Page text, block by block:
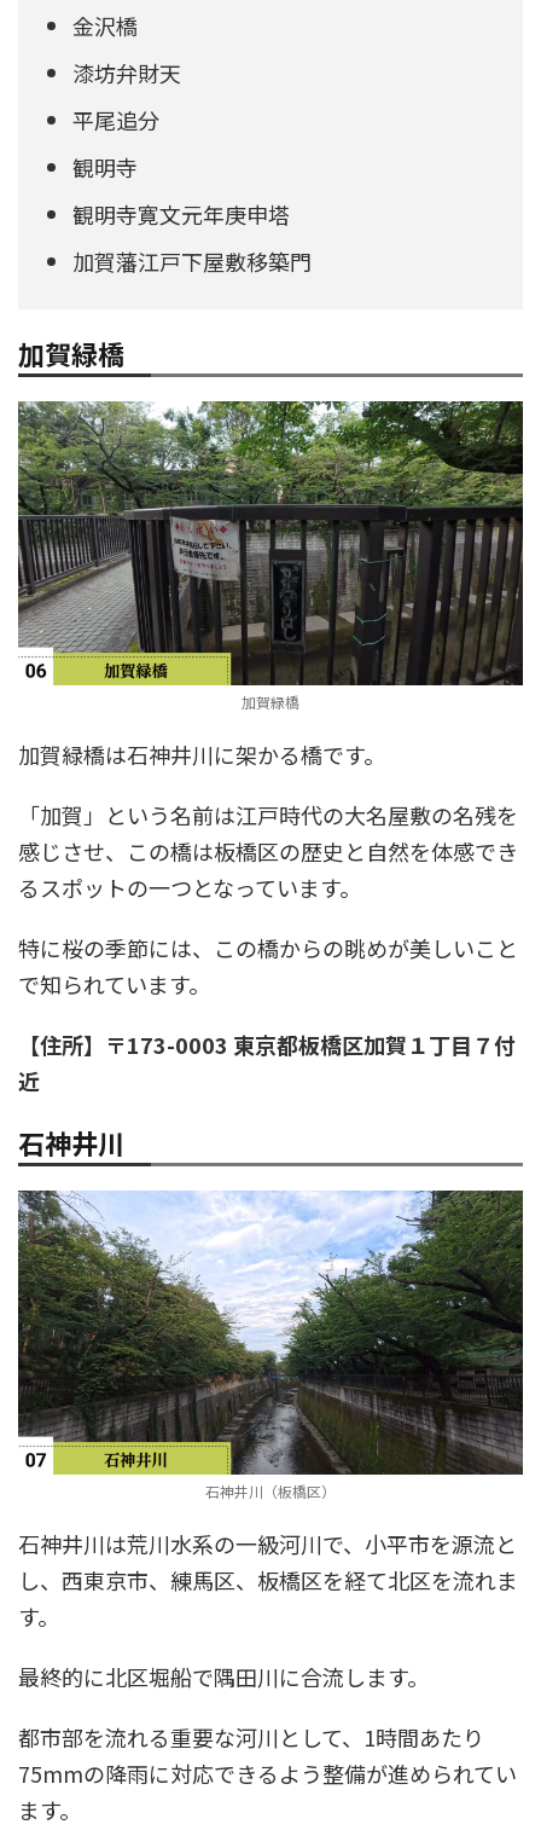
金沢橋
漆坊弁財天
平尾追分
観明寺
観明寺寛文元年庚申塔
加賀藩江戸下屋敷移築門
加賀緑橋
加賀緑橋
加賀緑橋は石神井川に架かる橋です。
「加賀」という名前は江戸時代の大名屋敷の名残を
感じさせ、この橋は板橋区の歴史と自然を体感でき
るスポットの一つとなっています。
特に桜の季節には、この橋からの眺めが美しいこと
で知られています。
【住所】〒173-0003 東京都板橋区加賀１丁目７付
近
石神井川
石神井川（板橋区）
石神井川は荒川水系の一級河川で、小平市を源流と
し、西東京市、練馬区、板橋区を経て北区を流れま
す。
最終的に北区堀船で隅田川に合流します。
都市部を流れる重要な河川として、1時間あたり
75mmの降雨に対応できるよう整備が進められてい
ます。